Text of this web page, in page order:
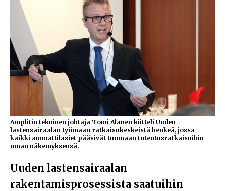
Amplitin tekninen johtaja Tomi Alanen kiitteli Uuden
lastensairaalan työmaan ratkaisukeskeistä henkeä, jossa
kaikki ammattilasiet pääsivät tuomaan toteutusratkaisuihin
oman näkemyksensä.
Uuden lastensairaalan
rakentamisprosessista saatuihin